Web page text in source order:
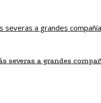
severas a grandes